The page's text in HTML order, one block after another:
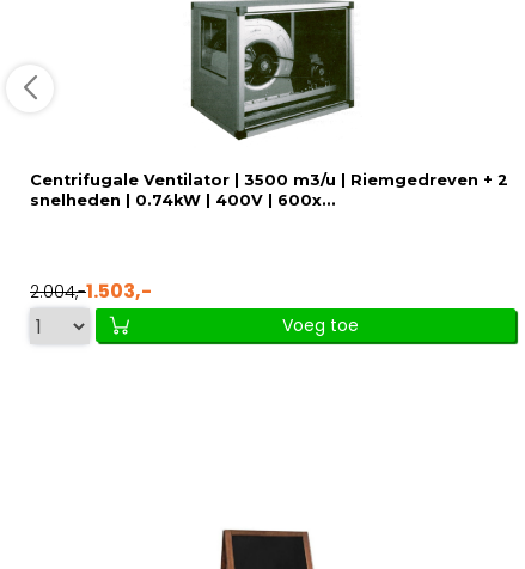
Centrifugale Ventilator | 3500 m3/u | Riemgedreven + 2
snelheden | 0.74kW | 400V | 600x...
2.004,-1.503,-
Voeg toe